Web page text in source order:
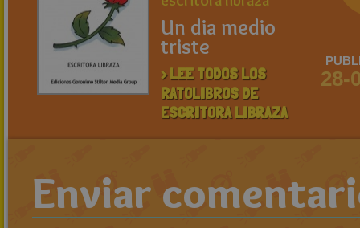
Un dia medio
triste
> LEE TODOS LOS
RATOLIBROS DE
ESCRITORA LIBRAZA
28-
Enviar